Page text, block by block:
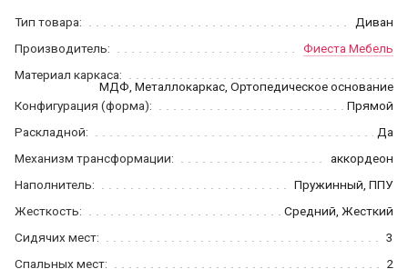
Тип товара:
Диван
Производитель:
Фиеста Мебель
Материал каркаса:
МДФ, Металлокаркас, Ортопедическое основание
Конфигурация (форма):
Прямой
Раскладной:
Да
Механизм трансформации:
аккордеон
Наполнитель:
Пружинный, ППУ
Жесткость:
Средний, Жесткий
Сидячих мест:
3
Спальных мест:
2